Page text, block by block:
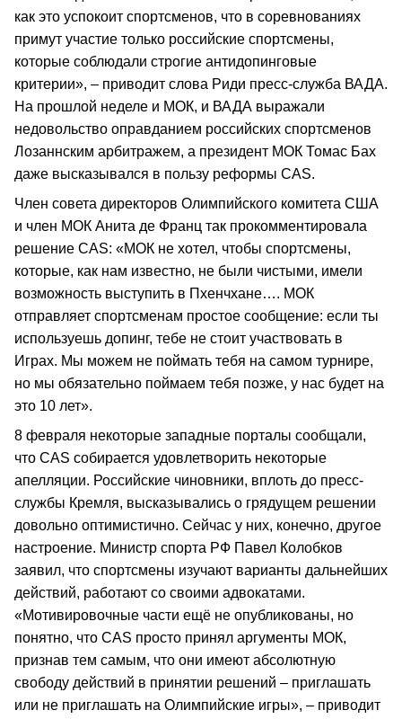
как это успокоит спортсменов, что в соревнованиях
примут участие только российские спортсмены,
которые соблюдали строгие антидопинговые
критерии», – приводит слова Риди пресс-служба ВАДА.
На прошлой неделе и МОК, и ВАДА выражали
недовольство оправданием российских спортсменов
Лозаннским арбитражем, а президент МОК Томас Бах
даже высказывался в пользу реформы CAS.
Член совета директоров Олимпийского комитета США
и член МОК Анита де Франц так прокомментировала
решение CAS: «МОК не хотел, чтобы спортсмены,
которые, как нам известно, не были чистыми, имели
возможность выступить в Пхенчхане…. МОК
отправляет спортсменам простое сообщение: если ты
используешь допинг, тебе не стоит участвовать в
Играх. Мы можем не поймать тебя на самом турнире,
но мы обязательно поймаем тебя позже, у нас будет на
это 10 лет».
8 февраля некоторые западные порталы сообщали,
что CAS собирается удовлетворить некоторые
апелляции. Российские чиновники, вплоть до пресс-
службы Кремля, высказывались о грядущем решении
довольно оптимистично. Сейчас у них, конечно, другое
настроение. Министр спорта РФ Павел Колобков
заявил, что спортсмены изучают варианты дальнейших
действий, работают со своими адвокатами.
«Мотивировочные части ещё не опубликованы, но
понятно, что CAS просто принял аргументы МОК,
признав тем самым, что они имеют абсолютную
свободу действий в принятии решений – приглашать
или не приглашать на Олимпийские игры», – приводит